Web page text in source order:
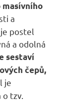
masívního
a
postel
a odolná
sestaví
čepů,
je
o tzv.